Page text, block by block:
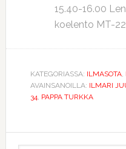
15.40-16.00
koelento MT-
KATEGORIASSA: ILMASOTA,
AVAINSANOILLA: ILMARI
34, PAPPA TURKKA
Ensisijainen